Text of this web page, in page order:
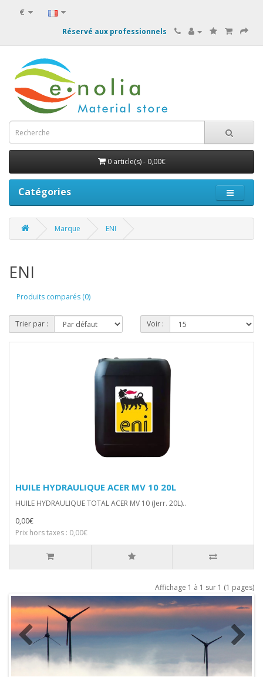
€
Réservé aux professionnels
0 article(s) - 0,00€
Catégories
Marque ENI
ENI
Produits comparés (0)
Trier par : Voir :
HUILE HYDRAULIQUE ACER MV 10 20L
HUILE HYDRAULIQUE TOTAL ACER MV 10 (Jerr. 20L)..
0,00€
Prix hors taxes : 0,00€
Affichage 1 à 1 sur 1 (1 pages)